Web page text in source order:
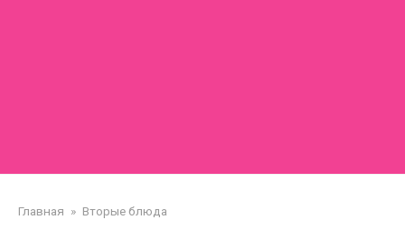
Главная » Вторые блюда